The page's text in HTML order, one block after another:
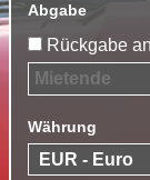
Abgabe
Rückgabe
Währung